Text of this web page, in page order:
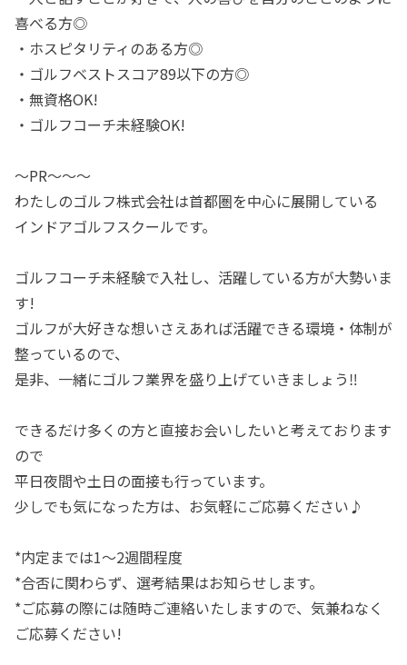
喜べる方◎
・ホスピタリティのある方◎
・ゴルフベストスコア89以下の方◎
・無資格OK!
・ゴルフコーチ未経験OK!
～PR～～～
わたしのゴルフ株式会社は首都圏を中心に展開している
インドアゴルフスクールです。
ゴルフコーチ未経験で入社し、活躍している方が大勢いま
す!
ゴルフが大好きな想いさえあれば活躍できる環境・体制が
整っているので、
是非、一緒にゴルフ業界を盛り上げていきましょう‼
できるだけ多くの方と直接お会いしたいと考えております
ので
平日夜間や土日の面接も行っています。
少しでも気になった方は、お気軽にご応募ください♪
*内定までは1～2週間程度
*合否に関わらず、選考結果はお知らせします。
*ご応募の際には随時ご連絡いたしますので、気兼ねなく
ご応募ください!